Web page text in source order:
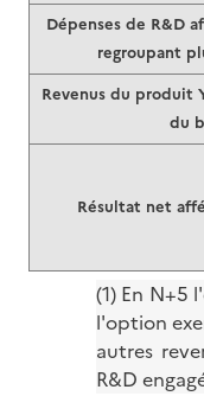
Dépenses de R&D
regroupant
Revenus du produit
du
Résultat net
(1) En N+5
l'option
autres
R&D